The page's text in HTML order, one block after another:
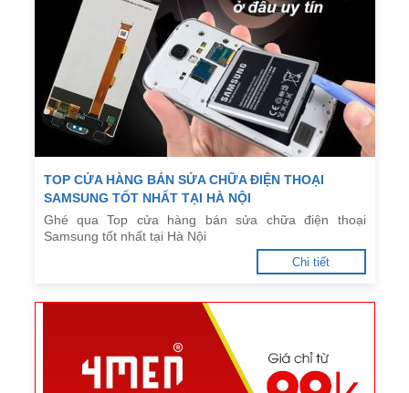
TOP CỬA HÀNG BÁN SỬA CHỮA ĐIỆN THOẠI
SAMSUNG TỐT NHẤT TẠI HÀ NỘI
Ghé qua Top cửa hàng bán sửa chữa điện thoại
Samsung tốt nhất tại Hà Nội
Chi tiết